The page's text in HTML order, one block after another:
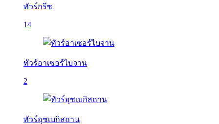
ทัวร์กรีซ
14
ทัวร์อาเซอร์ไบจาน
2
ทัวร์อุซเบกิสถาน